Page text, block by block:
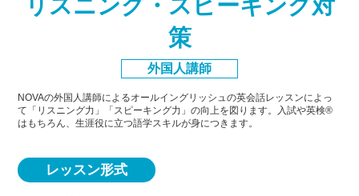
リスニング・スピーキング対
策
外国人講師
NOVAの外国人講師によるオールイングリッシュの英会話レッスンによっ
て「リスニング力」「スピーキング力」の向上を図ります。入試や英検®
はもちろん、生涯役に立つ語学スキルが身につきます。
レッスン形式